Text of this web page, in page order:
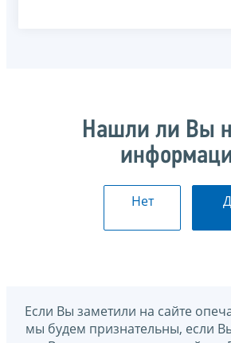
Нашли ли Вы
Нет
Если Вы заметили на сайте
мы будем признательны, если